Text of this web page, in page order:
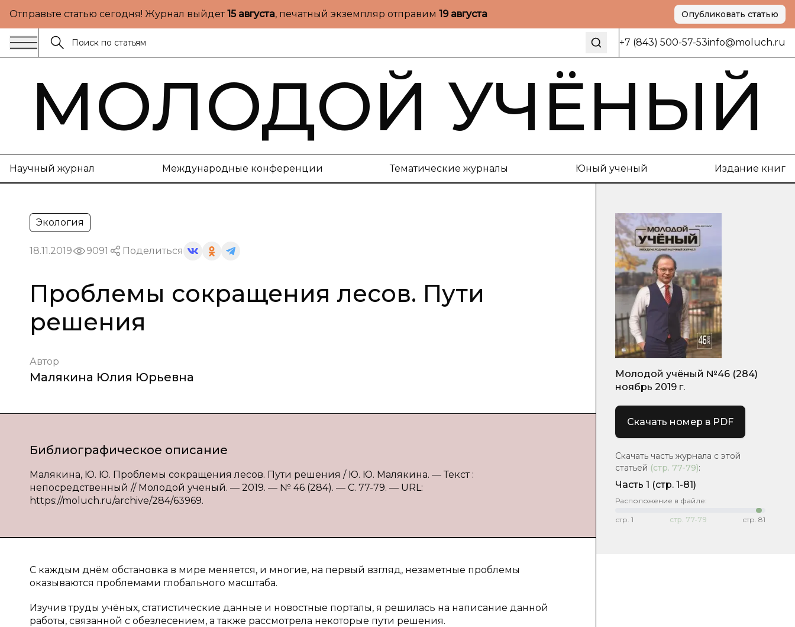
Отправьте статью сегодня! Журнал выйдет15 августа, печатный экземпляр отправим 19 августа Опубликовать статью
+7 (843) 500-57-53info@moluch.ru
МОЛОДОЙ УЧЁНЫЙ
Научный журнал Международные конференции Тематические журналы Юный ученый Издание книг
Экология
18.11.2019 9091 Поделиться
Проблемы сокращения лесов. Пути
решения
Автор
Малякина Юлия Юрьевна
Библиографическое описание
Малякина, Ю. Ю. Проблемы сокращения лесов. Пути решения / Ю. Ю. Малякина. — Текст :
непосредственный // Молодой ученый. — 2019. — № 46 (284). — С. 77-79. — URL:
https://moluch.ru/archive/284/63969.
С каждым днём обстановка в мире меняется, и многие, на первый взгляд, незаметные проблемы
оказываются проблемами глобального масштаба.
Изучив труды учёных, статистические данные и новостные порталы, я решилась на написание данной
работы, связанной с обезлесением, а также рассмотрела некоторые пути решения.
Молодой учёный №46 (284)
ноябрь 2019 г.
Скачать номер в PDF
Скачать часть журнала с этой
статьей (стр. 77-79):
Часть 1 (стр. 1-81)
Расположение в файле:
стр. 1 стр. 77-79 стр. 81